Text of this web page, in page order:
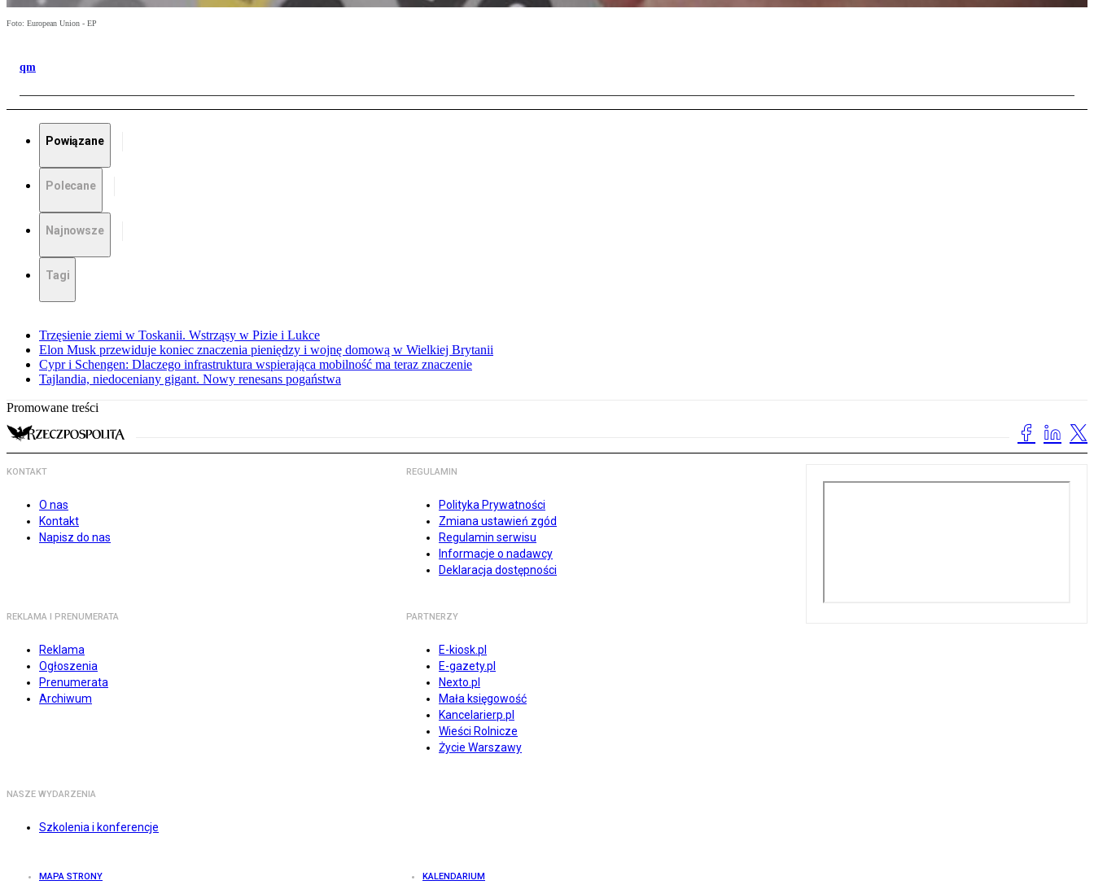
Foto: European Union - EP
qm
Powiązane
Polecane
Najnowsze
Tagi
Trzęsienie ziemi w Toskanii. Wstrząsy w Pizie i Lukce
Elon Musk przewiduje koniec znaczenia pieniędzy i wojnę domową w Wielkiej Brytanii
Cypr i Schengen: Dlaczego infrastruktura wspierająca mobilność ma teraz znaczenie
Tajlandia, niedoceniany gigant. Nowy renesans pogaństwa
Promowane treści
KONTAKT
O nas
Kontakt
Napisz do nas
REGULAMIN
Polityka Prywatności
Zmiana ustawień zgód
Regulamin serwisu
Informacje o nadawcy
Deklaracja dostępności
REKLAMA I PRENUMERATA
Reklama
Ogłoszenia
Prenumerata
Archiwum
PARTNERZY
E-kiosk.pl
E-gazety.pl
Nexto.pl
Mała księgowość
Kancelarierp.pl
Wieści Rolnicze
Życie Warszawy
NASZE WYDARZENIA
Szkolenia i konferencje
MAPA STRONY KALENDARIUM